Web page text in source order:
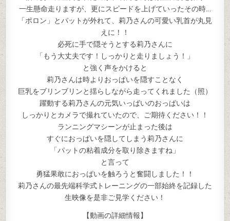
一生懸命走りますが、更にスピードを上げていったその時…
「ポロン」とパットが外れて、莉乃さんの可愛い乳首が丸見
えに！！
必死に手で隠そうとする莉乃さんに
「もう大丈夫です！しっかりと走りましょう！」
と強く声をかけると
莉乃さんは時よりおっぱいを隠すことなく
巨乳をブリンブリンと揺らしながら走ってくれました（照）
躍動する莉乃さんの元気いっぱいのおっぱいは
しっかりとカメラで撮れていたので、ご期待ください！！
ランニングマシーンが止まった後は
すぐにおっぱいを隠してしまう莉乃さんに
「パットの粘着成分を取り除きますね」
と言って
勇猛果敢におっぱいを触ろうと奮闘しました！！
莉乃さんの最先端科学式トレーニングの一部始終を記録した
生映像を是非ご見学ください！
【動画の詳細情報】